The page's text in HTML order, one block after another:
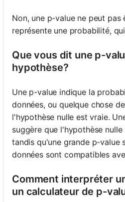
Non, une p-value ne peut pas
représente une probabilité,
Que vous dit une p-
hypothèse?
Une p-value indique la
données, ou quelque chose
l'hypothèse nulle est vraie.
suggère que l'hypothèse
tandis qu'une grande p-value
données sont compatibles
Comment interpréter
un calculateur de p-